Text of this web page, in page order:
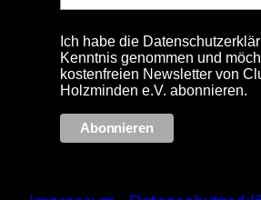
Ich habe die
Kenntnis genommen und
kostenfreien Newsletter von
Holzminden e.V. abonnieren.